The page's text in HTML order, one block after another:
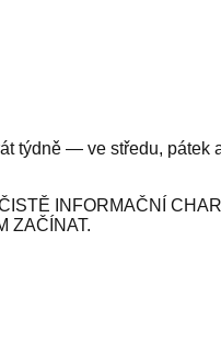
týdně — ve středu,
INFORMAČNÍ
ZAČÍNAT.